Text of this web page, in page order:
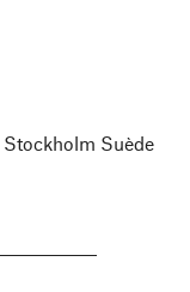
Stockholm Suède